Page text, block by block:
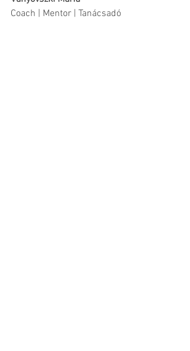
Coach | Mentor | Tanácsadó